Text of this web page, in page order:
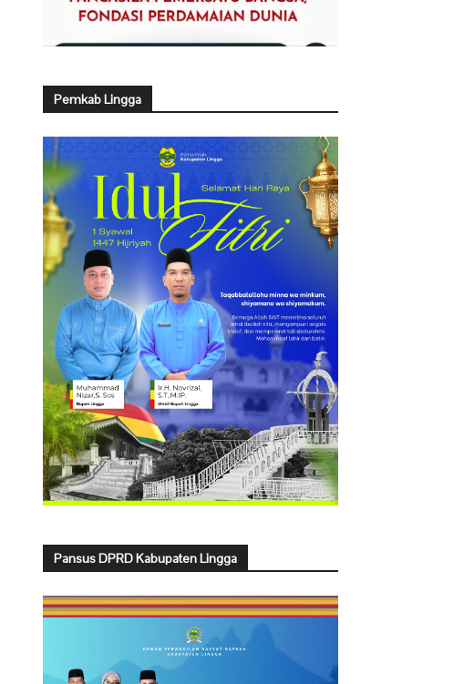
Pemkab Lingga
Pansus DPRD Kabupaten Lingga